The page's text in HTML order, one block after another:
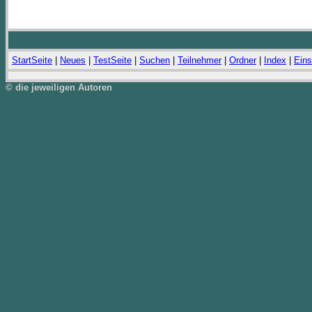
StartSeite Neues TestSeite Suchen Teilnehmer| Ordner| Index
© die jeweiligen Autoren